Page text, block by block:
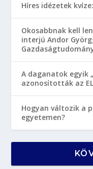
Híres idézetek
Okosabbnak kell
interjú Andor
A daganatok egyik
azonosították az
Hogyan változik a
egyetemen?